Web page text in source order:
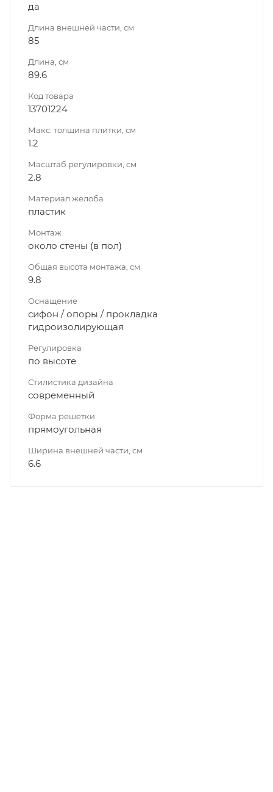
да
Длина внешней части, см
85
Длина, см
89.6
Код товара
13701224
Макс. толщина плитки, см
1.2
Масштаб регулировки, см
2.8
Материал желоба
пластик
Монтаж
около стены (в пол)
Общая высота монтажа, см
9.8
Оснащение
сифон / опоры / прокладка
гидроизолирующая
Регулировка
по высоте
Стилистика дизайна
современный
Форма решетки
прямоугольная
Ширина внешней части, см
6.6